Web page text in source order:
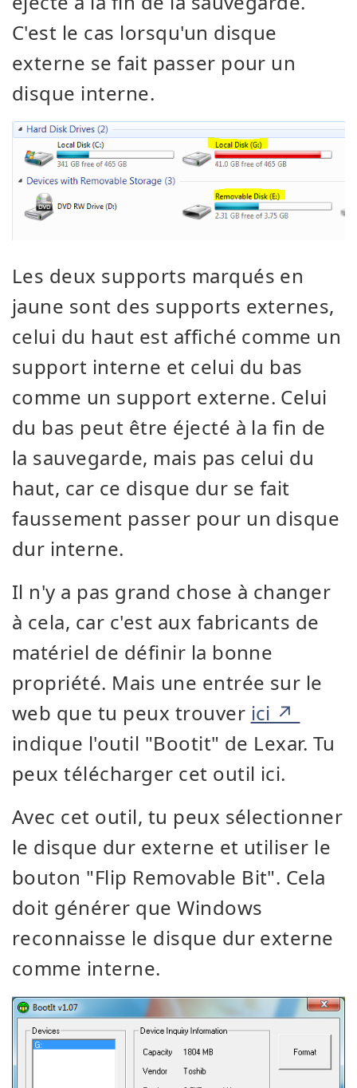
C'est le cas lorsqu'un disque
externe se fait passer pour un
disque interne.
Les deux supports marqués en
jaune sont des supports externes,
celui du haut est affiché comme un
support interne et celui du bas
comme un support externe. Celui
du bas peut être éjecté à la fin de
la sauvegarde, mais pas celui du
haut, car ce disque dur se fait
faussement passer pour un disque
dur interne.
Il n'y a pas grand chose à changer
à cela, car c'est aux fabricants de
matériel de définir la bonne
propriété. Mais une entrée sur le
web que tu peux trouver ici
indique l'outil "Bootit" de Lexar. Tu
peux télécharger cet outil ici.
Avec cet outil, tu peux sélectionner
le disque dur externe et utiliser le
bouton "Flip Removable Bit". Cela
doit générer que Windows
reconnaisse le disque dur externe
comme interne.